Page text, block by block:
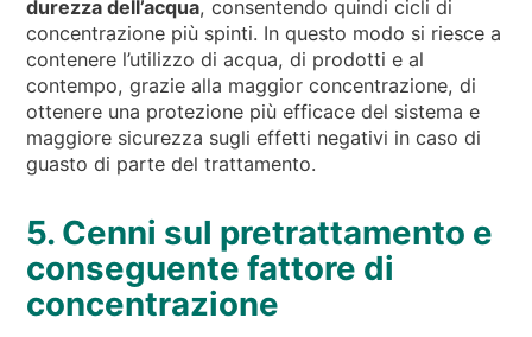
durezza dell’acqua, consentendo quindi cicli di
concentrazione più spinti. In questo modo si riesce a
contenere l’utilizzo di acqua, di prodotti e al
contempo, grazie alla maggior concentrazione, di
ottenere una protezione più efficace del sistema e
maggiore sicurezza sugli effetti negativi in caso di
guasto di parte del trattamento.
5. Cenni sul pretrattamento e
conseguente fattore di
concentrazione